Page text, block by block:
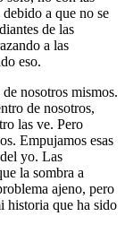
a que no se
de las
a las
eso.
nosotros mismos.
de nosotros,
las ve. Pero
Empujamos esas
yo. Las
la sombra a
ajeno, pero
historia que ha sido